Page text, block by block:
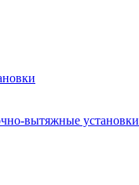
вытяжные установки